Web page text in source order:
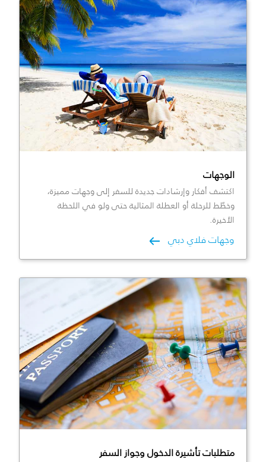
الوجهات
اكتشف أفكار وإرشادات جديدة للسفر إلى وجهات مميزة،
وخطّط للرحلة أو العطلة المثالية حتى ولو في اللحظة
الأخيرة.
وجهات فلاي دبي
متطلبات تأشيرة الدخول وجواز السفر